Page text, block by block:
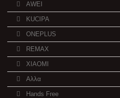
AWEI
KUCIPA
ONEPLUS
REMAX
XIAOMI
Αλλα
Hands Free